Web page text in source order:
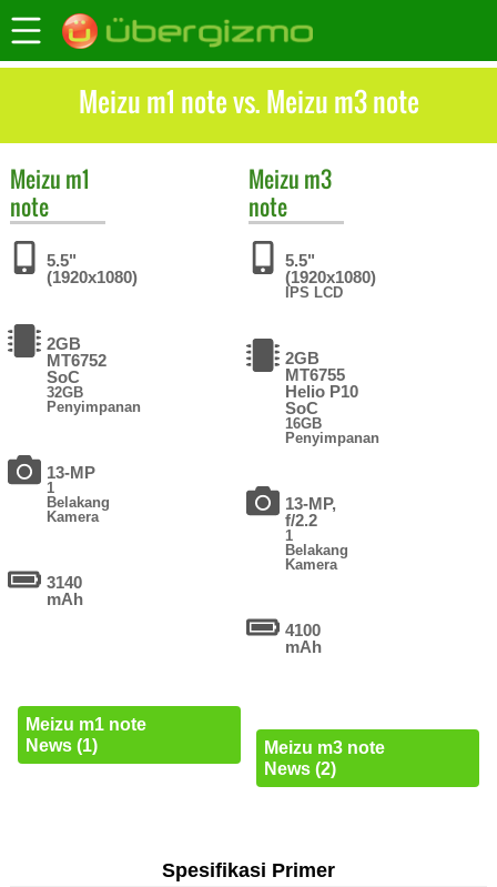
Meizu m1 note vs. Meizu m3 note
Meizu m1
note
5.5"
(1920x1080)
2GB
MT6752
SoC
32GB
Penyimpanan
13-MP
1
Belakang
Kamera
3140
mAh
Meizu m1 note
News (1)
Meizu m3
note
5.5"
(1920x1080)
IPS LCD
2GB
MT6755
Helio P10
SoC
16GB
Penyimpanan
13-MP,
f/2.2
1
Belakang
Kamera
4100
mAh
Meizu m3 note
News (2)
Spesifikasi Primer